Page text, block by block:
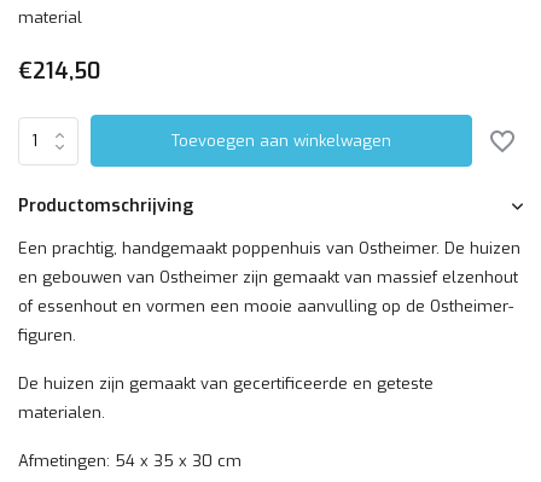
material
€214,50
Toevoegen aan winkelwagen
Productomschrijving
Een prachtig, handgemaakt poppenhuis van Ostheimer. De huizen
en gebouwen van Ostheimer zijn gemaakt van massief elzenhout
of essenhout en vormen een mooie aanvulling op de Ostheimer-
figuren.
De huizen zijn gemaakt van gecertificeerde en geteste
materialen.
Afmetingen: 54 x 35 x 30 cm